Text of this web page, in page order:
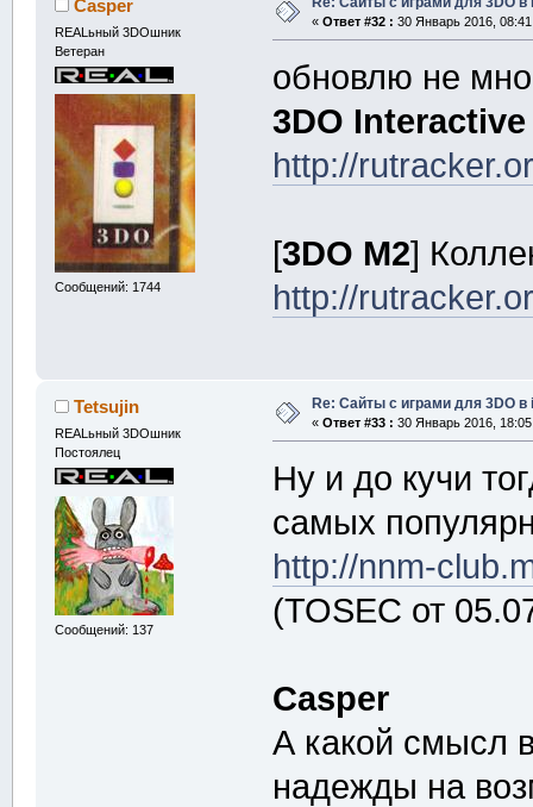
Casper
REALьный 3DOшник
Ветеран
Сообщений: 1744
« Ответ #32 : 30 Январь 2016,
обновлю не
3DO
http://
[3DO M2]
http://
Tetsujin
REALьный 3DOшник
Постоялец
Сообщений: 137
Re: Сайты с играми для 3DO
« Ответ #33 : 30 Январь 2016,
Ну и до кучи
самых
http://nnm-
(TOSEC от
Casper
А какой смысл
надежды на